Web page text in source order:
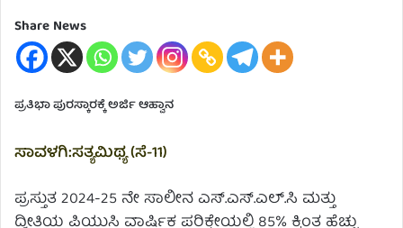
Share News
ಪ್ರತಿಭಾ ಪುರಸ್ಕಾರಕ್ಕೆ ಅರ್ಜಿ ಆಹ್ವಾನ
ಸಾವಳಗಿ:ಸತ್ಯಮಿಥ್ಯ (ಸೆ-11)
ಪ್ರಸ್ತುತ 2024-25 ನೇ ಸಾಲೀನ ಎಸ್.ಎಸ್.ಎಲ್.ಸಿ ಮತ್ತು